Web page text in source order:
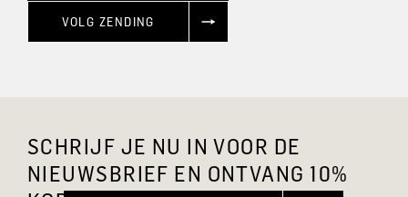
VOLG ZENDING
SCHRIJF JE NU IN VOOR DE
NIEUWSBRIEF EN ONTVANG 10%